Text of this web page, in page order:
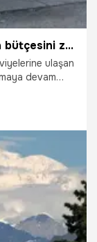
ABD'de benzin fiyatları sürücülerin bütçesini zorlamaya devam ediyor
ulaşan
devam
uyarısında